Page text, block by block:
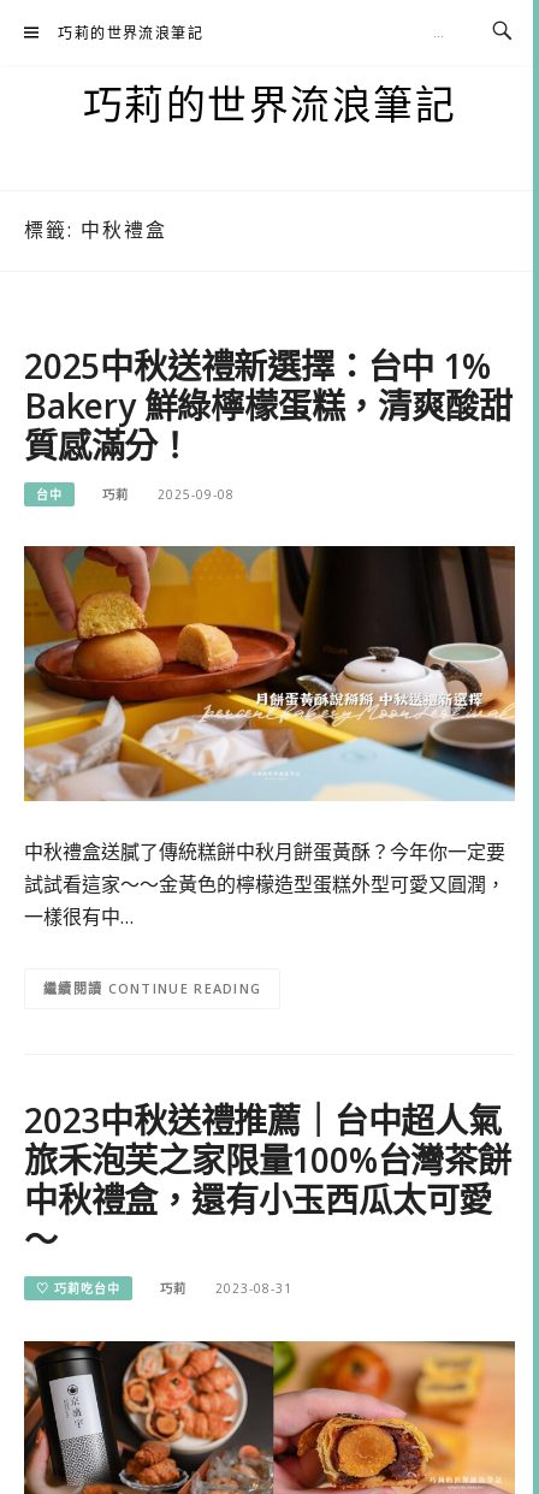
巧莉的世界流浪筆記
巧莉的世界流浪筆記
標籤: 中秋禮盒
2025中秋送禮新選擇：台中 1%
Bakery 鮮綠檸檬蛋糕，清爽酸甜
質感滿分！
台中 巧莉 2025-09-08
中秋禮盒送膩了傳統糕餅中秋月餅蛋黃酥？今年你一定要
試試看這家～～金黃色的檸檬造型蛋糕外型可愛又圓潤，
一樣很有中…
CONTINUE READING
2023中秋送禮推薦｜台中超人氣
旅禾泡芙之家限量100%台灣茶餅
中秋禮盒，還有小玉西瓜太可愛
～
♡ 巧莉吃台中 巧莉 2023-08-31